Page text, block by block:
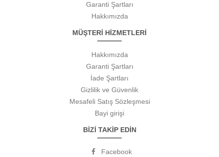
Garanti Şartları
Hakkımızda
MÜŞTERİ HİZMETLERİ
Hakkımızda
Garanti Şartları
İade Şartları
Gizlilik ve Güvenlik
Mesafeli Satış Sözleşmesi
Bayi girişi
BİZİ TAKİP EDİN
Facebook